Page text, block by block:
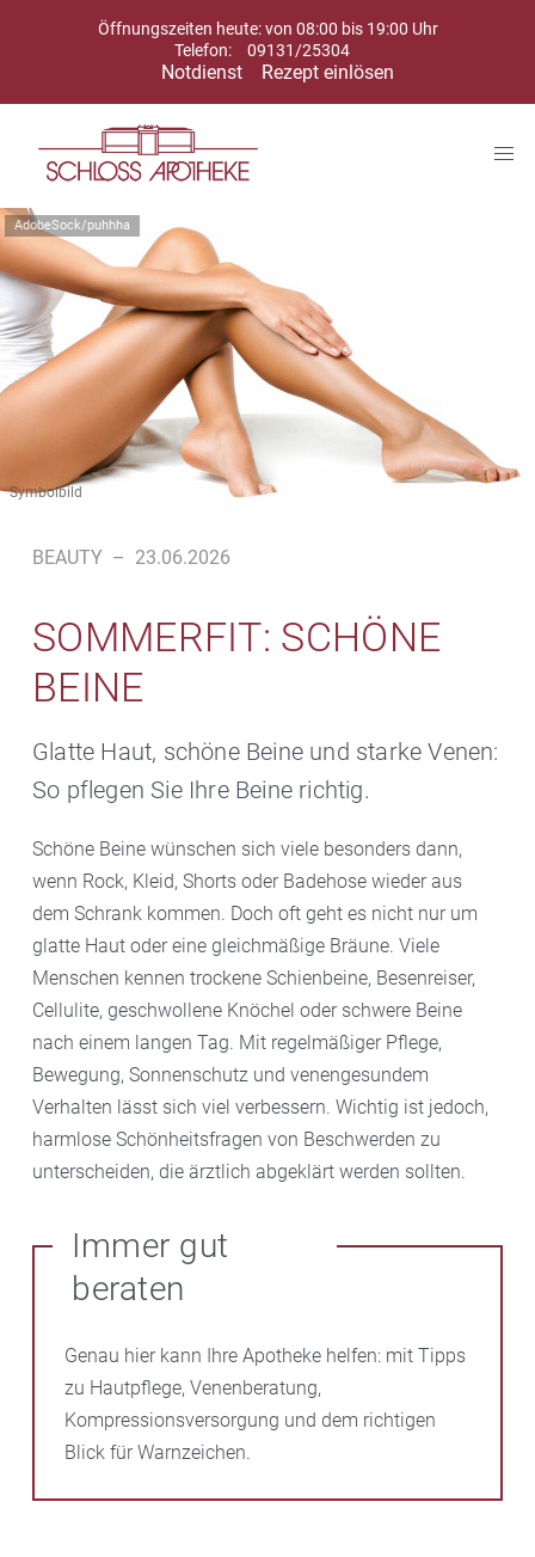
Öffnungszeiten heute: von 08:00 bis 19:00 Uhr
Telefon:
09131/25304
Notdienst Rezept einlösen
AdobeSock/puhhha
Symbolbild
BEAUTY – 23.06.2026
SOMMERFIT: SCHÖNE
BEINE
Glatte Haut, schöne Beine und starke Venen:
So pflegen Sie Ihre Beine richtig.
Schöne Beine wünschen sich viele besonders dann,
wenn Rock, Kleid, Shorts oder Badehose wieder aus
dem Schrank kommen. Doch oft geht es nicht nur um
glatte Haut oder eine gleichmäßige Bräune. Viele
Menschen kennen trockene Schienbeine, Besenreiser,
Cellulite, geschwollene Knöchel oder schwere Beine
nach einem langen Tag. Mit regelmäßiger Pflege,
Bewegung, Sonnenschutz und venengesundem
Verhalten lässt sich viel verbessern. Wichtig ist jedoch,
harmlose Schönheitsfragen von Beschwerden zu
unterscheiden, die ärztlich abgeklärt werden sollten.
Immer gut
beraten
Genau hier kann Ihre Apotheke helfen: mit Tipps
zu Hautpflege, Venenberatung,
Kompressionsversorgung und dem richtigen
Blick für Warnzeichen.